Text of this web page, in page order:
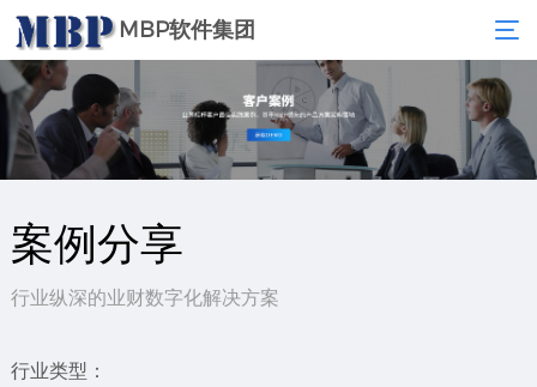
MBP软件集团
案例分享
行业纵深的业财数字化解决方案
行业类型：